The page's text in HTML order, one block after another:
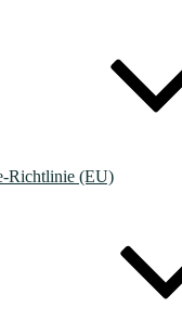
Richtlinie (EU)